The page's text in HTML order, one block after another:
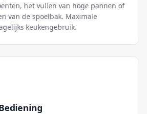
het vullen van hoge pannen of
van de spoelbak. Maximale
keukengebruik.